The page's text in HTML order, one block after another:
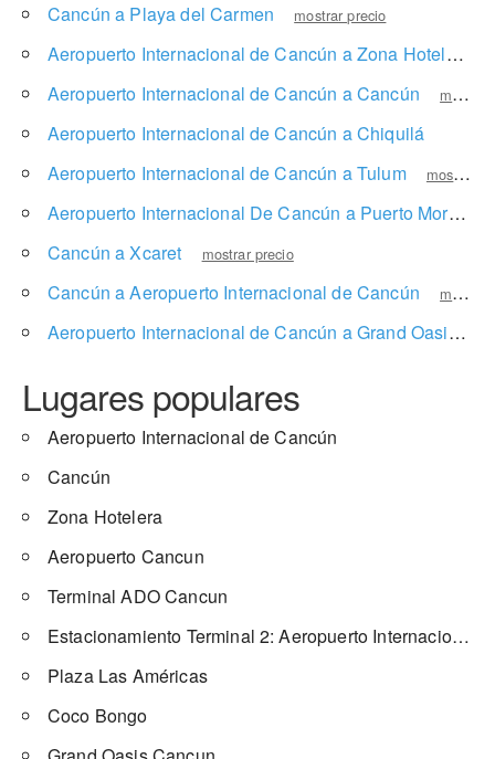
Cancún a Playa del Carmen
mostrar precio
Aeropuerto Internacional de Cancún a Zona Hotelera
Aeropuerto Internacional de Cancún a Cancún mostrar precio
Aeropuerto Internacional de Cancún a Chiquilá
Aeropuerto Internacional de Cancún a Tulum mostrar precio
Aeropuerto Internacional De Cancún a Puerto Morelos
Cancún a Xcaret
mostrar precio
Cancún a Aeropuerto Internacional de Cancún mostrar precio
Aeropuerto Internacional de Cancún a Grand Oasis Cancún
Lugares populares
Aeropuerto Internacional de Cancún
Cancún
Zona Hotelera
Aeropuerto Cancun
Terminal ADO Cancun
Estacionamiento Terminal 2: Aeropuerto Internacional de Cancun
Plaza Las Américas
Coco Bongo